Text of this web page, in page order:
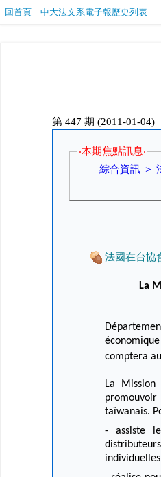
回首頁 中大法文系電子報歷史列表